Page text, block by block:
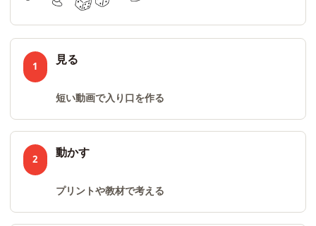
1 見る
短い動画で入り口を作る
2 動かす
プリントや教材で考える